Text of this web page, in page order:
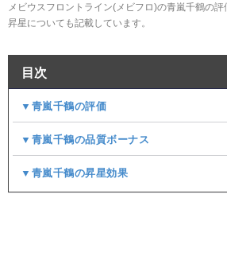
メビウスフロントライン(メビフロ)の青嵐千鶴の
昇星についても記載しています。
目次
▼青嵐千鶴の評価
▼青嵐千鶴の品質ボーナス
▼青嵐千鶴の昇星効果